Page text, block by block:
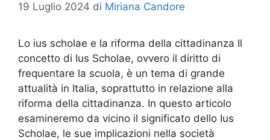
19 Luglio 2024 di Miriana Candore
Lo ius scholae e la riforma della cittadinanza Il
concetto di Ius Scholae, ovvero il diritto di
frequentare la scuola, è un tema di grande
attualità in Italia, soprattutto in relazione alla
riforma della cittadinanza. In questo articolo
esamineremo da vicino il significato dello Ius
Scholae, le sue implicazioni nella società